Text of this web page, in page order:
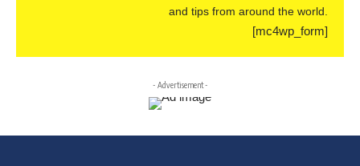
and tips from around the world.
[mc4wp_form]
- Advertisement -